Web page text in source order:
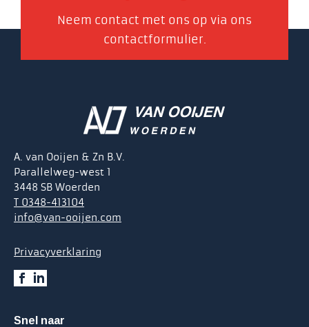
Neem contact met ons op via ons
contactformulier.
A. van Ooijen & Zn B.V.
Parallelweg-west 1
3448 SB Woerden
T 0348-413104
info@van-ooijen.com
Privacyverklaring
Snel naar